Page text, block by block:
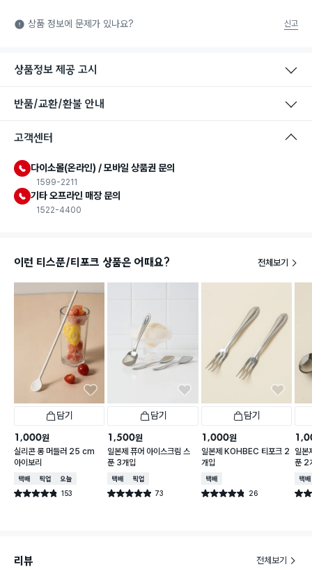
식품용 기구: 식품위생법에서 정한 규격에 따라 제조되어 식품 또
는 식품첨가물에 사용할 수 있는 식품용기구라는 표시입니다.
상품 정보에 문제가 있나요? 신고
상품정보 제공 고시
반품/교환/환불 안내
고객센터
다이소몰(온라인) / 모바일 상품권 문의
1599-2211
기타 오프라인 매장 문의
1522-4400
이런 티스푼/티포크 상품은 어때요? 전체보기
담기
1,000원
실리콘 롱 머들러 25 cm
아이보리
택배배송매장픽업오늘배송
별점 4.8점 153
건 작성
담기
1,500원
일본제 퓨어 아이스크림 스
푼 3개입
택배배송매장픽업
별점 4.9점 73
건 작성
담기
1,000원
일본제 KOHBEC 티포크 2
개입
택배배송
별점 4.8점 26
건 작성
일본
푼 2
택배
별점
리뷰 전체보기